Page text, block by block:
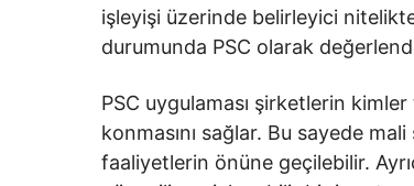
işleyişi üzerinde belirleyici
durumunda PSC olarak
PSC uygulaması şirketlerin
konmasını sağlar. Bu sayede
faaliyetlerin önüne geçilebilir.